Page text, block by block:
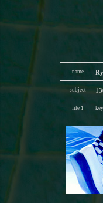
name
subject
file 1